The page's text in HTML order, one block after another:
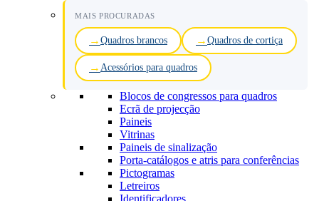
MAIS PROCURADAS
Quadros brancos Quadros de cortiça
Acessórios para quadros
Blocos de congressos para quadros
Ecrã de projecção
Paineis
Vitrinas
Paineis de sinalização
Porta-catálogos e atris para conferências
Pictogramas
Letreiros
Identificadores